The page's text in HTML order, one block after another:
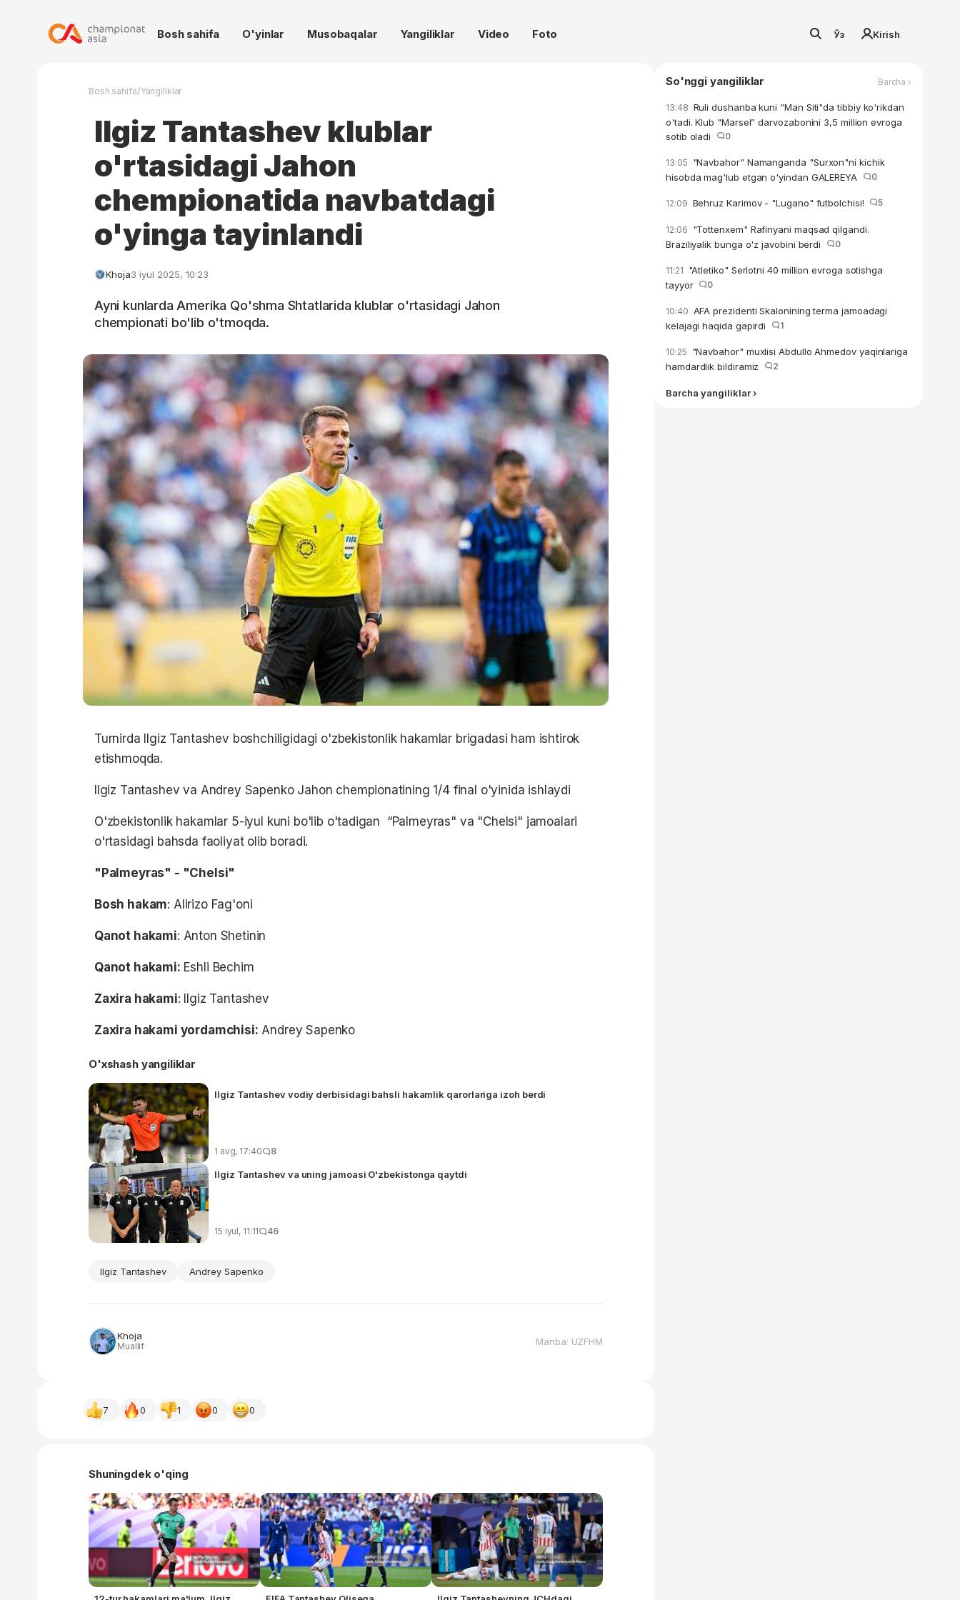
Bosh sahifa O'yinlar Musobaqalar Yangiliklar Video Foto Ўз Kirish
Bosh sahifa/Yangiliklar
Ilgiz Tantashev klublar
o'rtasidagi Jahon
chempionatida navbatdagi
o'yinga tayinlandi
Khoja3 iyul 2025, 10:23
Ayni kunlarda Amerika Qo'shma Shtatlarida klublar o'rtasidagi Jahon
chempionati bo'lib o'tmoqda.
Turnirda Ilgiz Tantashev boshchiligidagi o'zbekistonlik hakamlar brigadasi ham ishtirok
etishmoqda.
Ilgiz Tantashev va Andrey Sapenko Jahon chempionatining 1/4 final o'yinida ishlaydi
O'zbekistonlik hakamlar 5-iyul kuni bo'lib o'tadigan “Palmeyras" va "Chelsi" jamoalari
o'rtasidagi bahsda faoliyat olib boradi.
"Palmeyras" - "Chelsi"
Bosh hakam: Alirizo Fag'oni
Qanot hakami: Anton Shetinin
Qanot hakami: Eshli Bechim
Zaxira hakami: Ilgiz Tantashev
Zaxira hakami yordamchisi: Andrey Sapenko
O'xshash yangiliklar
Ilgiz Tantashev vodiy derbisidagi bahsli hakamlik qarorlariga izoh berdi
1 avg, 17:40 8
Ilgiz Tantashev va uning jamoasi O'zbekistonga qaytdi
15 iyul, 11:11 46
Ilgiz Tantashev Andrey Sapenko
Khoja
Muallif Manba: UZFHM
7 0 1 0 0
Shuningdek o'qing
So'nggi yangiliklar Barcha ›
13:48 Ruli dushanba kuni "Man Siti"da tibbiy ko'rikdan
o'tadi. Klub "Marsel” darvozabonini 3,5 million evroga
sotib oladi
0
13:05 "Navbahor" Namanganda "Surxon"ni kichik
hisobda mag'lub etgan o'yindan GALEREYA
0
12:09 Behruz Karimov - "Lugano" futbolchisi! 5
12:06 "Tottenxem" Rafinyani maqsad qilgandi.
Braziliyalik bunga o'z javobini berdi
0
11:21 "Atletiko" Serlotni 40 million evroga sotishga
tayyor
0
10:40 AFA prezidenti Skalonining terma jamoadagi
kelajagi haqida gapirdi
1
10:25 "Navbahor" muxlisi Abdullo Ahmedov yaqinlariga
hamdardlik bildiramiz
2
Barcha yangiliklar ›